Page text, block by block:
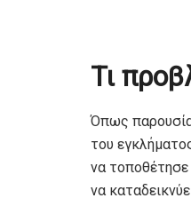
Τι
Όπως
του
να τοποθέτησε
να